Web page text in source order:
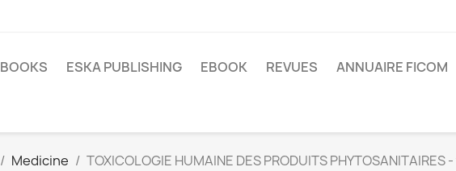
BOOKS ESKA PUBLISHING EBOOK REVUES ANNUAIRE FICOM
Medicine TOXICOLOGIE HUMAINE DES PRODUITS PHYTOSANITAIRES